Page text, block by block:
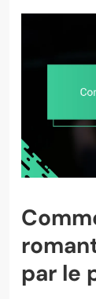
par le